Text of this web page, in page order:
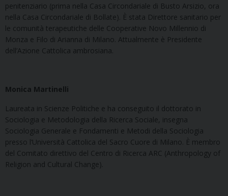
penitenziario (prima nella Casa Circondariale di Busto Arsizio, ora
nella Casa Circondariale di Bollate). È stata Direttore sanitario per
le comunità terapeutiche delle Cooperative Novo Millennio di
Monza e Filo di Arianna di Milano. Attualmente è Presidente
dell’Azione Cattolica ambrosiana.
Monica Martinelli
Laureata in Scienze Politiche e ha conseguito il dottorato in
Sociologia e Metodologia della Ricerca Sociale, insegna
Sociologia Generale e Fondamenti e Metodi della Sociologia
presso l’Università Cattolica del Sacro Cuore di Milano. È membro
del Comitato direttivo del Centro di Ricerca ARC (Anthropology of
Religion and Cultural Change).